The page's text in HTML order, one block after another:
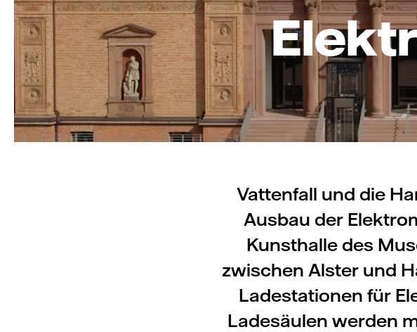
Vattenfall und die
Ausbau der
Kunsthalle des
zwischen Alster und
Ladestationen für
Ladesäulen werden